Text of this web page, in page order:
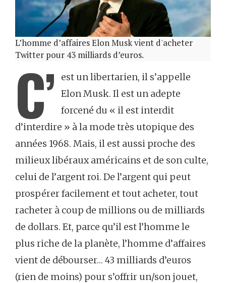
L’homme d’affaires Elon Musk vient d'acheter
Twitter pour 43 milliards d’euros.
C’
est un libertarien, il s’appelle
Elon Musk. Il est un adepte
forcené du « il est interdit
d’interdire » à la mode très utopique des
années 1968. Mais, il est aussi proche des
milieux libéraux américains et de son culte,
celui de l’argent roi. De l’argent qui peut
prospérer facilement et tout acheter, tout
racheter à coup de millions ou de milliards
de dollars. Et, parce qu’il est l’homme le
plus riche de la planète, l’homme d’affaires
vient de débourser… 43 milliards d’euros
(rien de moins) pour s’offrir un/son jouet,